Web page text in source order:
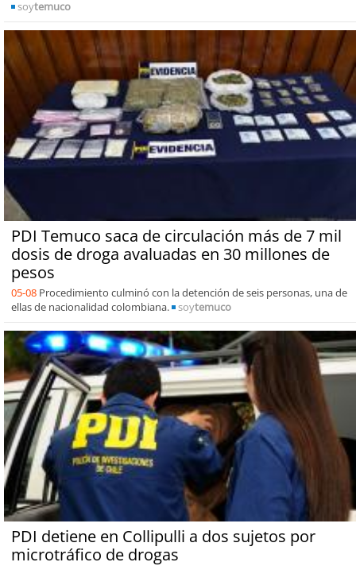
soytemuco
PDI Temuco saca de circulación más de 7 mil
dosis de droga avaluadas en 30 millones de
pesos
05-08 Procedimiento culminó con la detención de seis personas, una de
ellas de nacionalidad colombiana.
soytemuco
PDI detiene en Collipulli a dos sujetos por
microtráfico de drogas